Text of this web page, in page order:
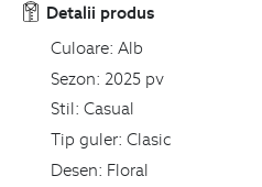
Detalii produs
Culoare: Alb
Sezon: 2025 pv
Stil: Casual
Tip guler: Clasic
Desen: Floral